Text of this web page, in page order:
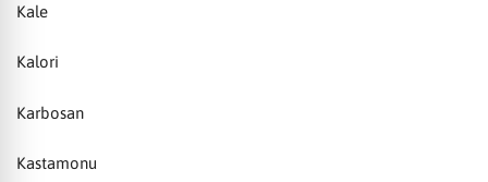
Kale
Kalori
Karbosan
Kastamonu